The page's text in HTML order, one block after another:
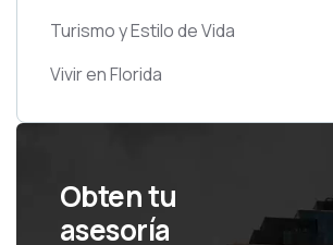
Turismo y Estilo de Vida
Vivir en Florida
Obten tu
asesoría